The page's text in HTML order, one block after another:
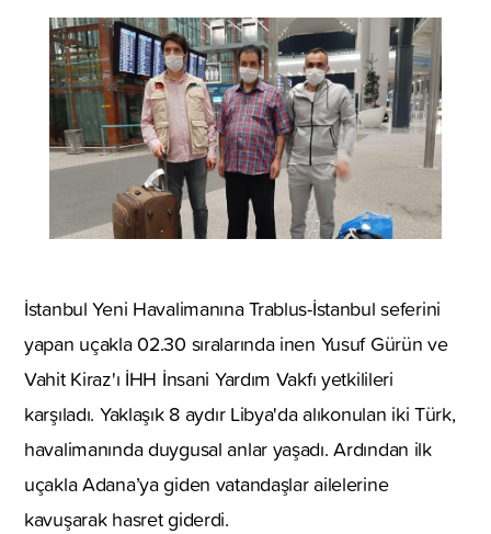
İstanbul Yeni Havalimanına Trablus-İstanbul seferini
yapan uçakla 02.30 sıralarında inen Yusuf Gürün ve
Vahit Kiraz'ı İHH İnsani Yardım Vakfı yetkilileri
karşıladı. Yaklaşık 8 aydır Libya'da alıkonulan iki Türk,
havalimanında duygusal anlar yaşadı. Ardından ilk
uçakla Adana’ya giden vatandaşlar ailelerine
kavuşarak hasret giderdi.